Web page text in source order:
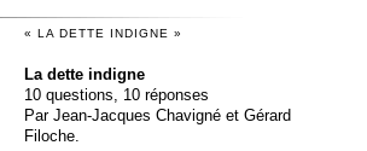
« LA DETTE INDIGNE »
La dette indigne
10 questions, 10 réponses
Par Jean-Jacques Chavigné et Gérard
Filoche.